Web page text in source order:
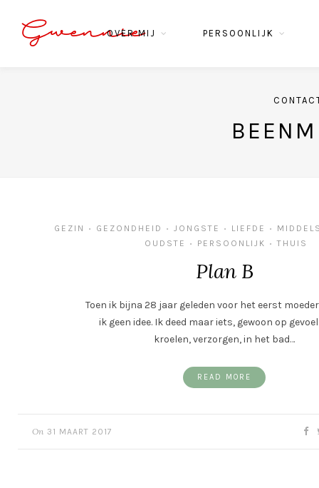
Gwennie
OVER MIJ PERSOONLIJK
GEZIN • GEZONDHEID • JONGSTE • LIEFDE •
OUDSTE
• PERSOONLIJK • THUIS
Plan B
Toen ik bijna 28 jaar geleden voor het eerst
ik geen idee. Ik deed maar iets, gewoon op
kroelen, verzorgen, in het bad…
READ MORE
On 31 MAART 2017